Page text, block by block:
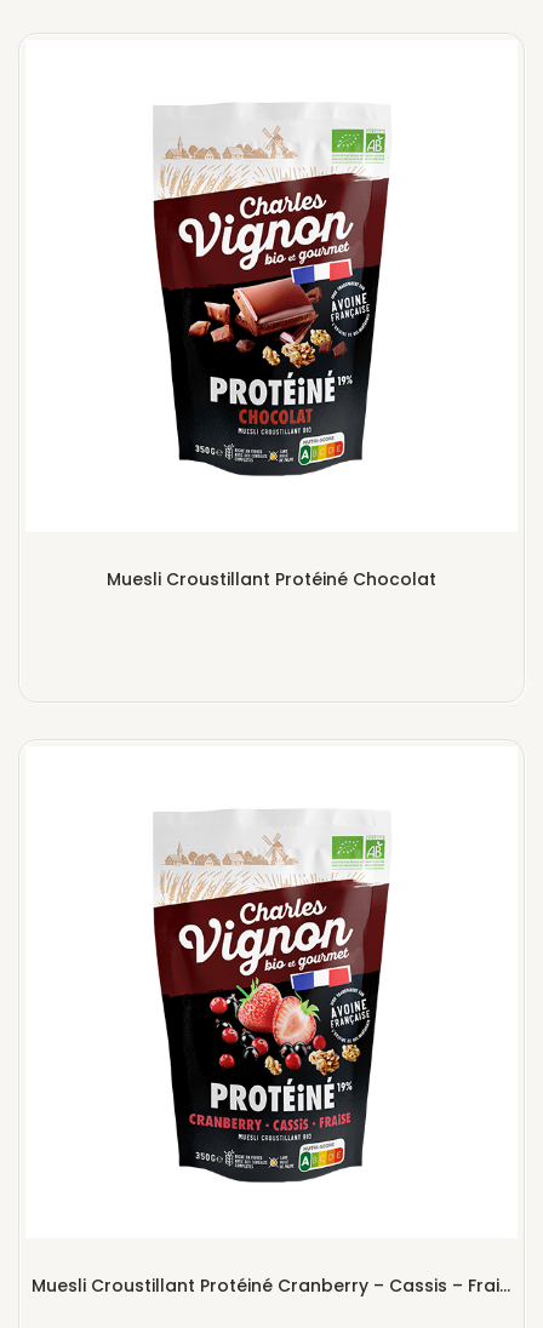
Muesli Croustillant Protéiné Chocolat
Muesli Croustillant Protéiné Cranberry – Cassis – Fraise